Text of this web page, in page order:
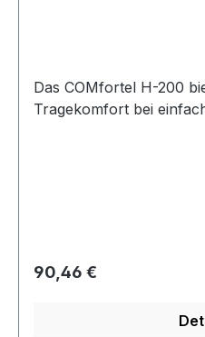
Das COMfortel H-200
Tragekomfort bei
Regulärer Preis:
90,46 €